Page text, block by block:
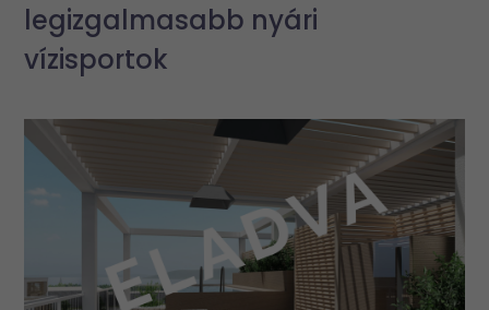
legizgalmasabb nyári
vízisportok